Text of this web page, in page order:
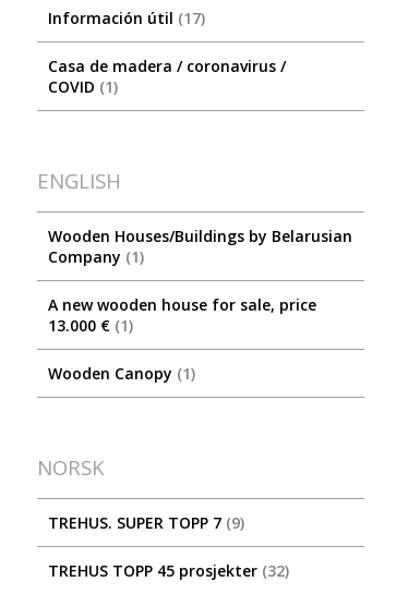
Información útil 17
Сasa de madera / coronavirus /
COVID 1
ENGLISH
Wooden Houses/Buildings by Belarusian
Company 1
A new wooden house for sale, price
13.000 € 1
Wooden Canopy 1
NORSK
TREHUS. SUPER TOPP 7 9
TREHUS TOPP 45 prosjekter 32